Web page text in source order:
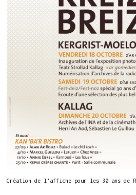
Création de l’affiche pour les 30 ans de